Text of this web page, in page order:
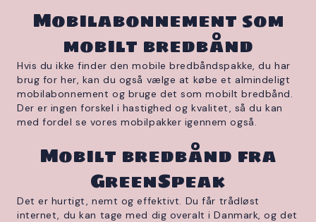
Mobilabonnement som
mobilt bredbånd
Hvis du ikke finder den mobile bredbåndspakke, du har
brug for her, kan du også vælge at købe et almindeligt
mobilabonnement og bruge det som mobilt bredbånd.
Der er ingen forskel i hastighed og kvalitet, så du kan
med fordel se vores mobilpakker igennem også.
Mobilt bredbånd fra
GreenSpeak
Det er hurtigt, nemt og effektivt. Du får trådløst
internet, du kan tage med dig overalt i Danmark, og det